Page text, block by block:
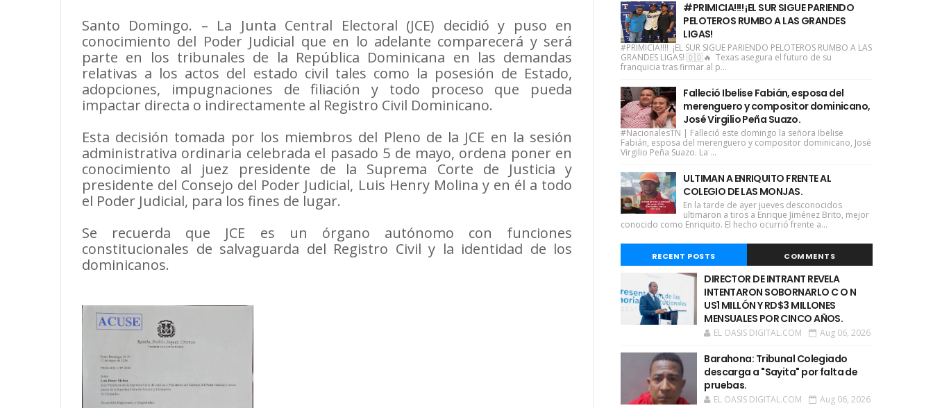
Santo Domingo. – La Junta Central Electoral (JCE) decidió y puso en
conocimiento del Poder Judicial que en lo adelante comparecerá y será
parte en los tribunales de la República Dominicana en las demandas
relativas a los actos del estado civil tales como la posesión de Estado,
adopciones, impugnaciones de filiación y todo proceso que pueda
impactar directa o indirectamente al Registro Civil Dominicano.
Esta decisión tomada por los miembros del Pleno de la JCE en la sesión
administrativa ordinaria celebrada el pasado 5 de mayo, ordena poner en
conocimiento al juez presidente de la Suprema Corte de Justicia y
presidente del Consejo del Poder Judicial, Luis Henry Molina y en él a todo
el Poder Judicial, para los fines de lugar.
Se recuerda que JCE es un órgano autónomo con funciones
constitucionales de salvaguarda del Registro Civil y la identidad de los
dominicanos.
#PRIMICIA!!!! ¡EL SUR SIGUE PARIENDO
PELOTEROS RUMBO A LAS GRANDES
LIGAS!
#PRIMICIA!!!! ¡EL SUR SIGUE PARIENDO PELOTEROS RUMBO A LAS
GRANDES LIGAS! 🇩🇴🔥 Texas asegura el futuro de su
franquicia tras firmar al p...
Falleció Ibelise Fabián, esposa del
merenguero y compositor dominicano,
José Virgilio Peña Suazo.
#NacionalesTN | Falleció este domingo la señora Ibelise
Fabián, esposa del merenguero y compositor dominicano, José
Virgilio Peña Suazo. La ...
ULTIMAN A ENRIQUITO FRENTE AL
COLEGIO DE LAS MONJAS.
En la tarde de ayer jueves desconocidos
ultimaron a tiros a Enrique Jiménez Brito, mejor
conocido como Enriquito. El hecho ocurrió frente a...
RECENT POSTS COMMENTS
DIRECTOR DE INTRANT REVELA
INTENTARON SOBORNARLO C O N
US1 MILLÓN Y RD$3 MILLONES
MENSUALES POR CINCO AÑOS.
EL OASIS DIGITAL.COM Aug 06, 2026
Barahona: Tribunal Colegiado
descarga a "Sayita" por falta de
pruebas.
EL OASIS DIGITAL.COM Aug 06, 2026